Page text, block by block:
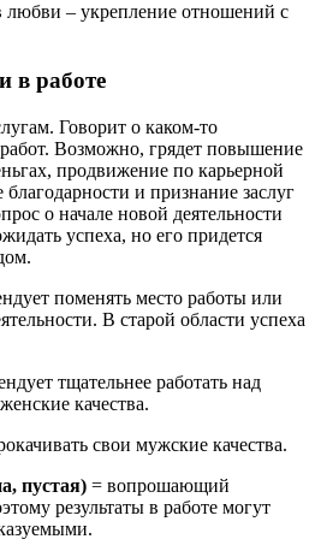
любви – укрепление отношений с
в работе
Говорит о каком-то
Возможно, грядет повышение
продвижение по карьерной
и признание заслуг
о начале новой деятельности
успеха, но его придется
поменять место работы или
В старой области успеха
тщательнее работать над
качества.
свои мужские качества.
пустая) = вопрошающий
результаты в работе могут